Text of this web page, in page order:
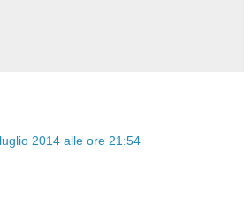
2014 alle ore 21:54